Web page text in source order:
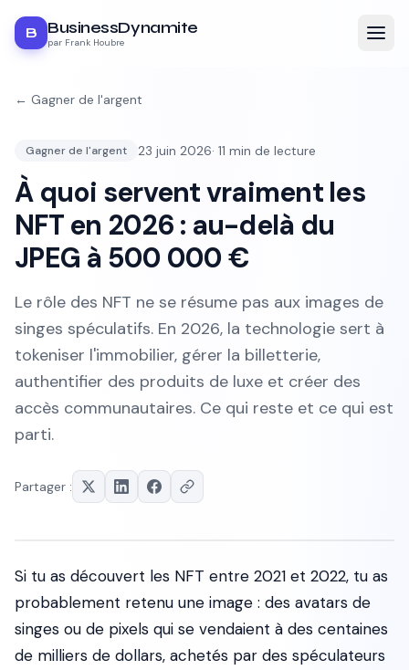
B BusinessDynamite
par Frank Houbre
← Gagner de l'argent
Gagner de l'argent 23 juin 2026· 11 min de lecture
À quoi servent vraiment les
NFT en 2026 : au-delà du
JPEG à 500 000 €
Le rôle des NFT ne se résume pas aux images de
singes spéculatifs. En 2026, la technologie sert à
tokeniser l'immobilier, gérer la billetterie,
authentifier des produits de luxe et créer des
accès communautaires. Ce qui reste et ce qui est
parti.
Partager :
Si tu as découvert les NFT entre 2021 et 2022, tu as
probablement retenu une image : des avatars de
singes ou de pixels qui se vendaient à des centaines
de milliers de dollars, achetés par des spéculateurs